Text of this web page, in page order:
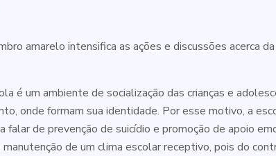
amarelo intensifica as ações e discussões acerca
é um ambiente de socialização das crianças e
onde formam sua identidade. Por esse motivo, a
falar de prevenção de suicídio e promoção de apoio
de um clima escolar receptivo, pois do